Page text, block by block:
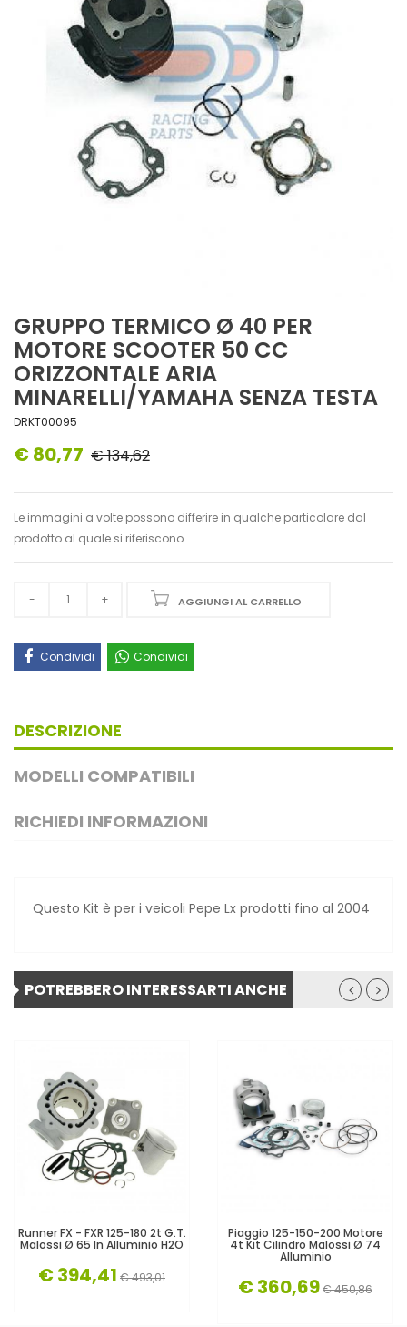
GRUPPO TERMICO Ø 40 PER
MOTORE SCOOTER 50 CC
ORIZZONTALE ARIA
MINARELLI/YAMAHA SENZA TESTA
DRKT00095
€ 80,77 € 134,62
Le immagini a volte possono differire in qualche particolare dal
prodotto al quale si riferiscono
AGGIUNGI AL CARRELLO
Condividi Condividi
DESCRIZIONE
MODELLI COMPATIBILI
RICHIEDI INFORMAZIONI
Questo Kit è per i veicoli Pepe Lx prodotti fino al 2004
POTREBBERO INTERESSARTI ANCHE
Runner FX - FXR 125-180 2t G.T.
Malossi Ø 65 In Alluminio H2O
€ 394,41 € 493,01
Piaggio 125-150-200 Motore
4t Kit Cilindro Malossi Ø 74
Alluminio
€ 360,69€ 450,86